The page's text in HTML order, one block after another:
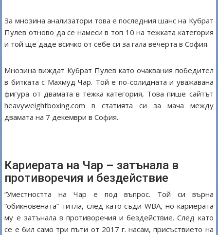
За мнозина анализатори това е последния шанс на Кубрат
Пулев отново да се намеси в топ 10 на тежката категория
и той ще даде всичко от себе си за гала вечерта в София.
Мнозина виждат Кубрат Пулев като очаквания победител
в битката с Махмуд Чар. Той е по-солидната и уважавана
фигура от двамата в тежка категория, Това пише сайтът
heavyweightboxing.com в статията си за мача между
двамата на 7 декември в София.
Кариерата на Чар – затънала в
противоречия и бездействие
“Уместността на Чар е под въпрос. Той си върна
“обикновената” титла, след като съди WBA, но кариерата
му е затънала в противоречия и бездействие. След като
се е бил само три пъти от 2017 г. насам, присъствието на